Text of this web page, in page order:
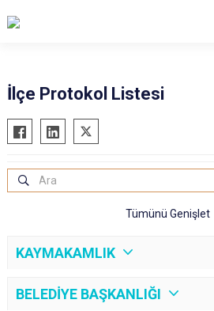
Akçakent
Akpınar
Boztepe
Mucur
İlçe Protokol Listesi
KAYMAKAMLIK
BELEDİYE BAŞKANLIĞI